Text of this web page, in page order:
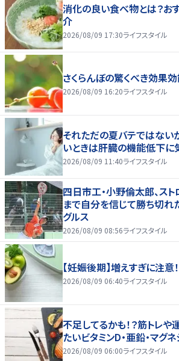
消化の良い食べ物とは？お
介
2026/08/09 17:30ライフスタイル
さくらんぼの驚くべき効果
2026/08/09 16:20ライフスタイル
それただの夏バテではない
いときは肝臓の機能低下に
2026/08/09 11:40ライフスタイル
四日市工・小野倫太郎、ス
まで自分を信じて勝ち切れ
グルス
2026/08/09 08:56ライフスタイル
【妊娠後期】増えすぎに注
2026/08/09 06:40ライフスタイル
不足してるかも！？筋トレ
たいビタミンD・亜鉛・マグ
2026/08/09 06:00ライフスタイル